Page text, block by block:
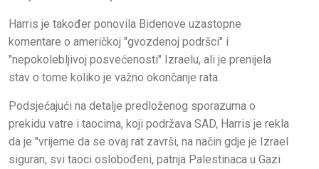
Harris je također ponovila Bidenove uzastopne
komentare o američkoj "gvozdenoj podršci" i
"nepokolebljivoj posvećenosti" Izraelu, ali je prenijela
stav o tome koliko je važno okončanje rata.
Podsjećajući na detalje predloženog sporazuma o
prekidu vatre i taocima, koji podržava SAD, Harris je rekla
da je "vrijeme da se ovaj rat završi, na način gdje je Izrael
siguran, svi taoci oslobođeni, patnja Palestinaca u Gazi